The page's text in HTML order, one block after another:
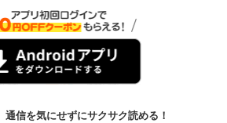
通信を気にせずにサクサク読める！